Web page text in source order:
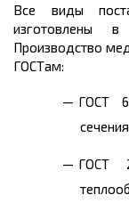
Все виды
изготовлены в
Производство
ГОСТам:
ГОСТ
ГОСТ